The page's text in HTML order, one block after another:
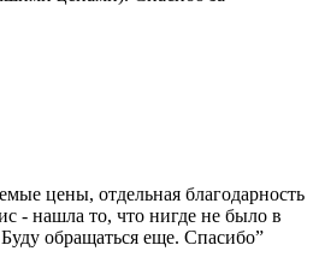
цены, отдельная благодарность
- нашла то, что нигде не было в
обращаться еще. Спасибо”